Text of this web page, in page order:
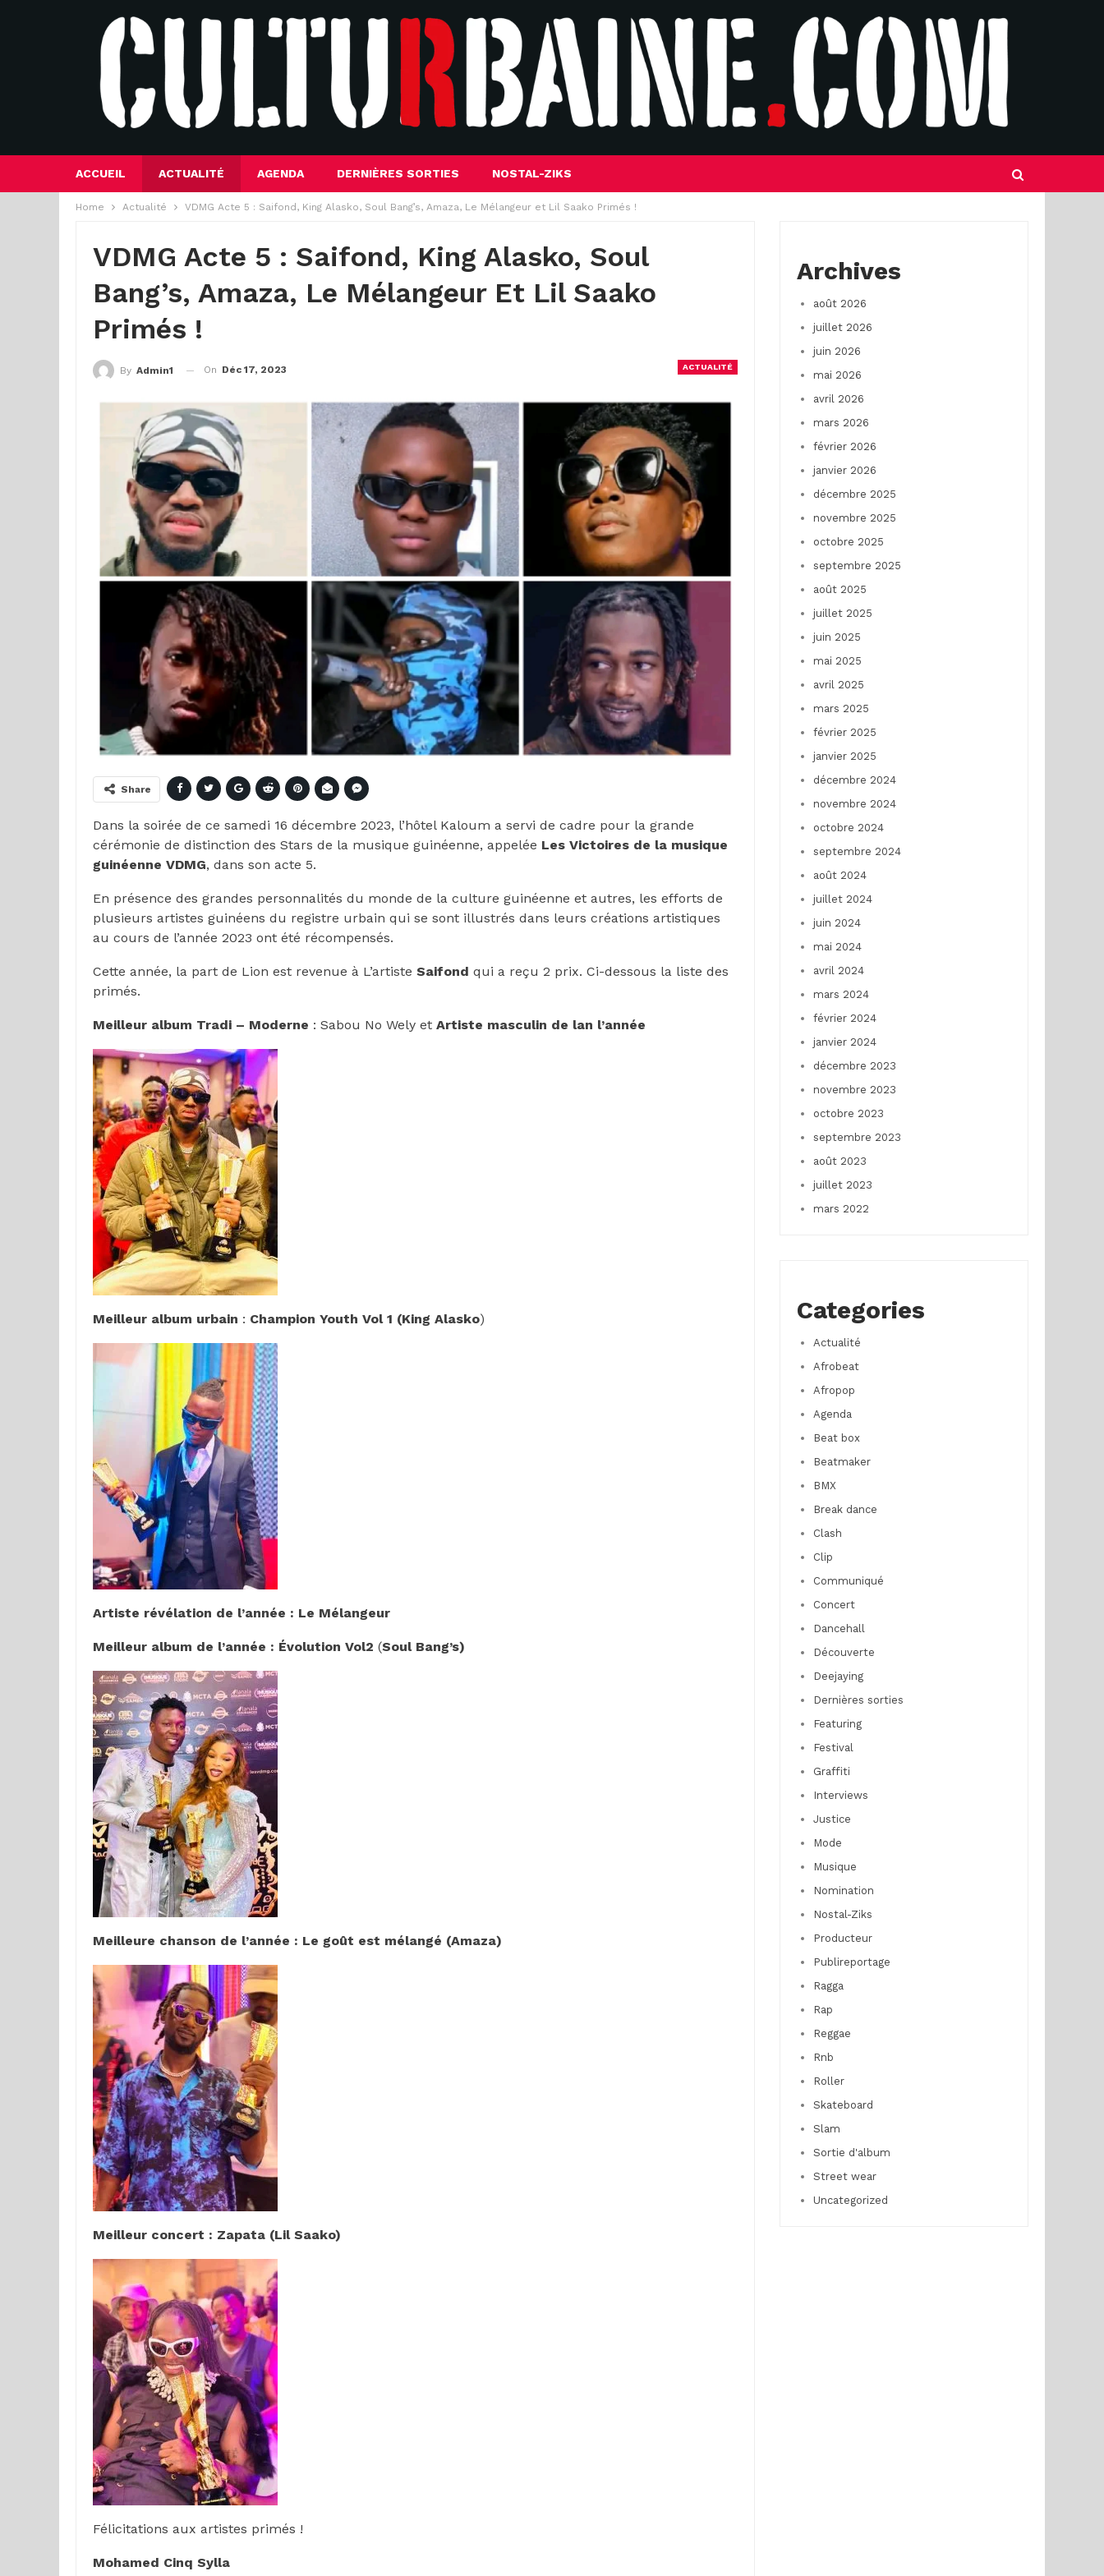
ACCUEIL ACTUALITÉ AGENDA DERNIÈRES SORTIES NOSTAL-ZIKS
Home Actualité VDMG Acte 5 : Saifond, King Alasko, Soul Bang’s, Amaza, Le Mélangeur et Lil Saako Primés !
VDMG Acte 5 : Saifond, King Alasko, Soul
Bang’s, Amaza, Le Mélangeur Et Lil Saako
Primés !
ACTUALITÉ
By Admin1 On Déc 17, 2023
Share
Dans la soirée de ce samedi 16 décembre 2023, l’hôtel Kaloum a servi de cadre pour la grande
cérémonie de distinction des Stars de la musique guinéenne, appelée Les Victoires de la musique
guinéenne VDMG, dans son acte 5.
En présence des grandes personnalités du monde de la culture guinéenne et autres, les efforts de
plusieurs artistes guinéens du registre urbain qui se sont illustrés dans leurs créations artistiques
au cours de l’année 2023 ont été récompensés.
Cette année, la part de Lion est revenue à L’artiste Saifond qui a reçu 2 prix. Ci-dessous la liste des
primés.
Meilleur album Tradi – Moderne : Sabou No Wely et Artiste masculin de lan l’année
Meilleur album urbain : Champion Youth Vol 1 (King Alasko)
Artiste révélation de l’année : Le Mélangeur
Meilleur album de l’année : Évolution Vol2 (Soul Bang’s)
Meilleure chanson de l’année : Le goût est mélangé (Amaza)
Meilleur concert : Zapata (Lil Saako)
Félicitations aux artistes primés !
Mohamed Cinq Sylla
Archives
août 2026
juillet 2026
juin 2026
mai 2026
avril 2026
mars 2026
février 2026
janvier 2026
décembre 2025
novembre 2025
octobre 2025
septembre 2025
août 2025
juillet 2025
juin 2025
mai 2025
avril 2025
mars 2025
février 2025
janvier 2025
décembre 2024
novembre 2024
octobre 2024
septembre 2024
août 2024
juillet 2024
juin 2024
mai 2024
avril 2024
mars 2024
février 2024
janvier 2024
décembre 2023
novembre 2023
octobre 2023
septembre 2023
août 2023
juillet 2023
mars 2022
Categories
Actualité
Afrobeat
Afropop
Agenda
Beat box
Beatmaker
BMX
Break dance
Clash
Clip
Communiqué
Concert
Dancehall
Découverte
Deejaying
Dernières sorties
Featuring
Festival
Graffiti
Interviews
Justice
Mode
Musique
Nomination
Nostal-Ziks
Producteur
Publireportage
Ragga
Rap
Reggae
Rnb
Roller
Skateboard
Slam
Sortie d'album
Street wear
Uncategorized